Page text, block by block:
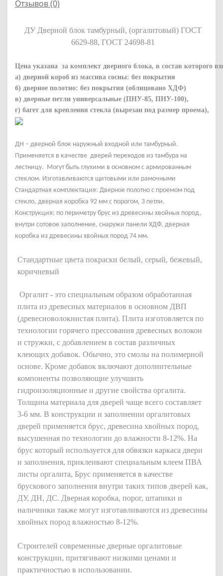
Отзывов (0)
ДУ Дверной блок тамбурный, (оргалитовый) ГОСТ
6629-88, ГОСТ 24698-81
Цена указана за комплект дверного блока, в состав которого
а) дверной короб из массива сосны: без покрытия
б) дверное полотно: без покрытия (облицовано ХДФ)
в) дверные петли универсальные (ПНУ-85, ПНУ-100),
г) багет для крепления стекла (вырезан под размер проема),
ДН – дверной блок наружный входной или тамбурный.
Применяется в качестве дверей переходов из тамбура на
лестницу. Могут быть глухими в основном с армированным
стеклом. Изготавливаются щитовыми или рамочными
Стандартная комплектация: Дверное полотно с проемом под
стекло, дверная коробка 92 мм с порогом, 3 петли.
Конструкция; по периметру брус из древесины хвойных пород,
внутри сотовое заполнение, снаружи панели ХДФ, дверная
коробка из древесины хвойных пород 74 мм.
Стандартные цвета покраски белый, серый, бежевый,
коричневый
Оргалит - это специальным образом обработанная
плита из древесных материалов в основном ДВП
(древесноволокнистая плита). Плита изготовляется по
технологии горячего прессования древесных волокон
и стружки, с добавлением в состав различных
клеющих добавок. Обычно, это смолы на полимерной
основе. Кроме добавок включают дополнительные
компоненты позволяющие улучшить
гидроизоляционные и другие свойства оргалита.
Толщина материала для дверей чаще всего составляет
3-6 мм. В конструкции и заполнении оргалитовых
дверей применяется брус, древесина хвойных пород,
высушенная по технологии до влажности 8-12%. На
брус который используется для обвязки каркаса двери
и заполнения, приклеивают специальным клеем ПВА
листы оргалита, Брус применяется в качестве
брускового заполнения внутри таких типов дверей как,
ДУ, ДН, ДС. Дверная коробка, порог, штапики и
наличники также могут изготавливаются из древесины
хвойных пород влажностью 8-12%.
Строителей современные дверные оргалитовые
конструкции, притягивают низкими ценами и
практичностью в использовании.